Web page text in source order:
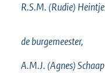
R.S.M. (Rudie)
de burgemeester,
A.M.J. (Agnes) Schaap